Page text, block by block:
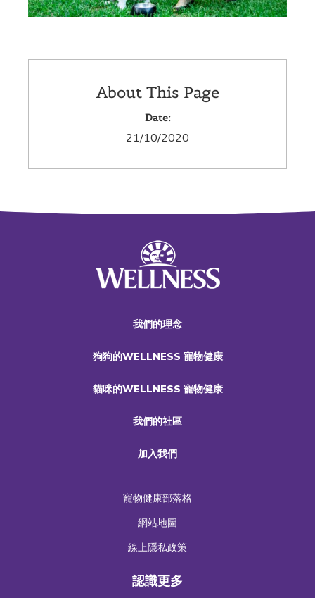
About This Page
Date:
21/10/2020
我們的理念
狗狗的WELLNESS 寵物健康
貓咪的WELLNESS 寵物健康
我們的社區
加入我們
寵物健康部落格
網站地圖
線上隱私政策
認識更多